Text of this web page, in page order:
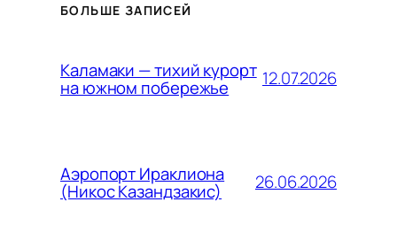
БОЛЬШЕ ЗАПИСЕЙ
Каламаки — тихий курорт
на южном побережье 12.07.2026
Аэропорт Ираклиона
(Никос Казандзакис) 26.06.2026